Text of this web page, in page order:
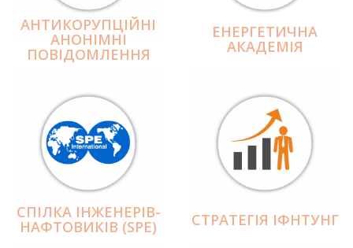
АНТИКОРУПЦІЙНІ
АНОНІМНІ
ПОВІДОМЛЕННЯ
ЕНЕРГЕТИЧНА
АКАДЕМІЯ
СПІЛКА ІНЖЕНЕРІВ-
НАФТОВИКІВ (SPE) СТРАТЕГІЯ ІФНТУНГ